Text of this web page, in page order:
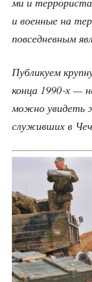
и воен­ные на
повсе­днев­ным
Пуб­ли­ку­ем
кон­ца 1990‑х —
мож­но уви­деть
слу­жив­ших в